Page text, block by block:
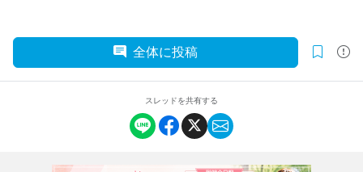
全体に投稿
スレッドを共有する